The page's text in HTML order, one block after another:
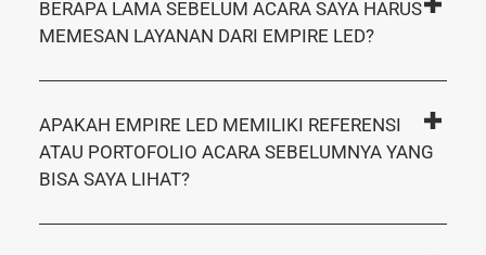
BERAPA LAMA SEBELUM ACARA SAYA HARUS
MEMESAN LAYANAN DARI EMPIRE LED?
APAKAH EMPIRE LED MEMILIKI REFERENSI
ATAU PORTOFOLIO ACARA SEBELUMNYA YANG
BISA SAYA LIHAT?